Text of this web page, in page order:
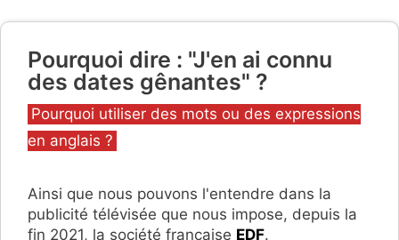
Pourquoi dire : "J'en ai connu
des dates gênantes" ?
Catégories
Pourquoi utiliser des mots ou des expressions
en anglais ?
Ainsi que nous pouvons l'entendre dans la
publicité télévisée que nous impose, depuis la
fin 2021, la société française EDF.